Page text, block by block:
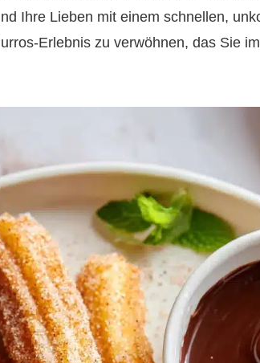
Ihre Lieben mit einem schnellen,
Erlebnis zu verwöhnen, das Sie